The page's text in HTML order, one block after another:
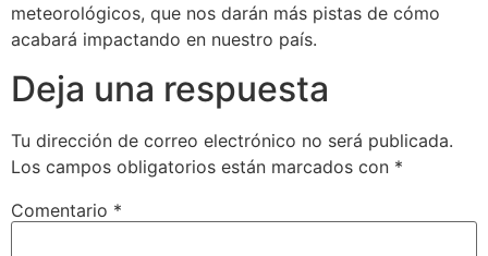
meteorológicos, que nos darán más pistas de cómo
acabará impactando en nuestro país.
Deja una respuesta
Tu dirección de correo electrónico no será publicada.
Los campos obligatorios están marcados con *
Comentario *